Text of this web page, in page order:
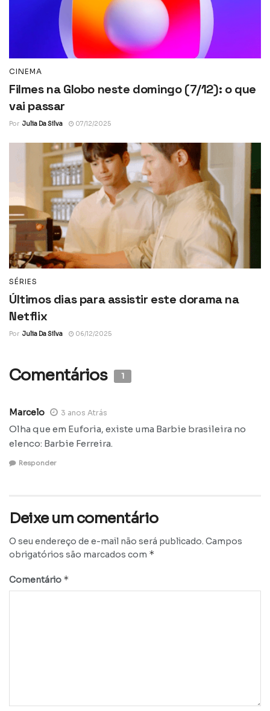
CINEMA
Filmes na Globo neste domingo (7/12): o que
vai passar
Por Julia Da Silva 07/12/2025
SÉRIES
Últimos dias para assistir este dorama na
Netflix
Por Julia Da Silva 06/12/2025
Comentários 1
Marcelo 3 anos Atrás
Olha que em Euforia, existe uma Barbie brasileira no
elenco: Barbie Ferreira.
Responder
Deixe um comentário
O seu endereço de e-mail não será publicado. Campos
obrigatórios são marcados com *
Comentário *